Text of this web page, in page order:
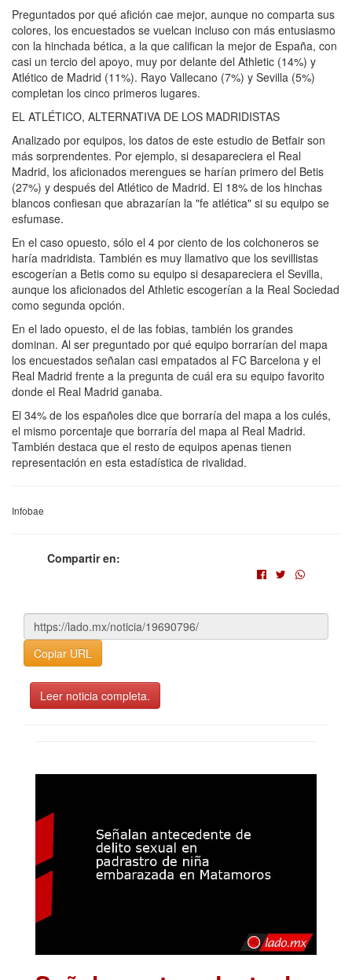
Preguntados por qué afición cae mejor, aunque no comparta sus
colores, los encuestados se vuelcan incluso con más entusiasmo
con la hinchada bética, a la que califican la mejor de España, con
casi un tercio del apoyo, muy por delante del Athletic (14%) y
Atlético de Madrid (11%). Rayo Vallecano (7%) y Sevilla (5%)
completan los cinco primeros lugares.
EL ATLÉTICO, ALTERNATIVA DE LOS MADRIDISTAS
Analizado por equipos, los datos de este estudio de Betfair son
más sorprendentes. Por ejemplo, si desapareciera el Real
Madrid, los aficionados merengues se harían primero del Betis
(27%) y después del Atlético de Madrid. El 18% de los hinchas
blancos confiesan que abrazarían la "fe atlética" si su equipo se
esfumase.
En el caso opuesto, sólo el 4 por ciento de los colchoneros se
haría madridista. También es muy llamativo que los sevillistas
escogerían a Betis como su equipo si desapareciera el Sevilla,
aunque los aficionados del Athletic escogerían a la Real Sociedad
como segunda opción.
En el lado opuesto, el de las fobias, también los grandes
dominan. Al ser preguntado por qué equipo borrarían del mapa
los encuestados señalan casi empatados al FC Barcelona y el
Real Madrid frente a la pregunta de cuál era su equipo favorito
donde el Real Madrid ganaba.
El 34% de los españoles dice que borraría del mapa a los culés,
el mismo porcentaje que borraría del mapa al Real Madrid.
También destaca que el resto de equipos apenas tienen
representación en esta estadística de rivalidad.
Infobae
Compartir en:
Copiar URL
Leer noticia completa.